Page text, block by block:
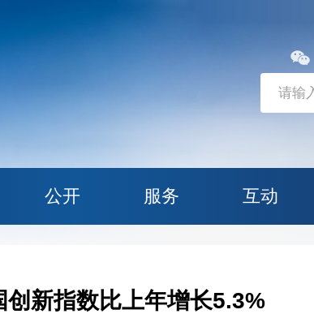
公开 服务 互动
创新指数比上年增长5.3%